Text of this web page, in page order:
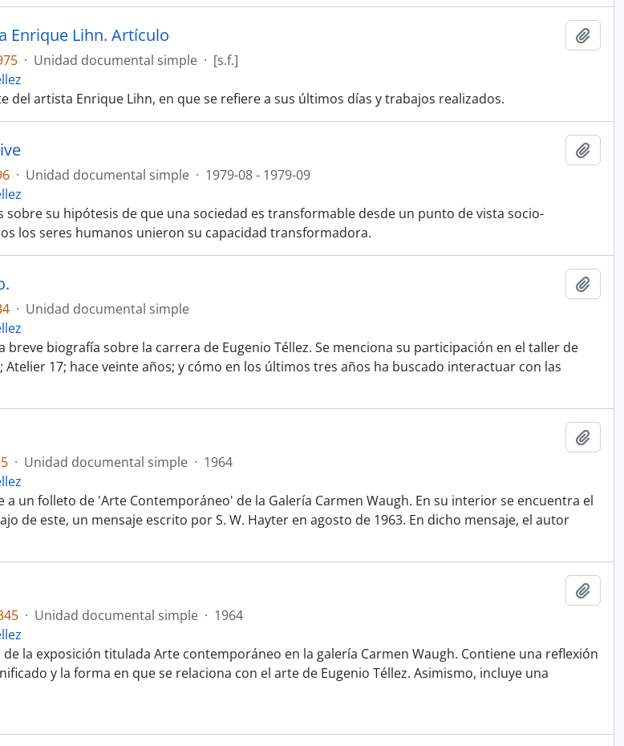
Enrique Lihn. Artículo
· Unidad documental simple · [s.f.]
del artista Enrique Lihn, en que se refiere a sus últimos días y trabajos realizados.
· Unidad documental simple · 1979-08 - 1979-09
sobre su hipótesis de que una sociedad es transformable desde un punto de vista socio-
los seres humanos unieron su capacidad transformadora.
· Unidad documental simple
breve biografía sobre la carrera de Eugenio Téllez. Se menciona su participación en el taller de
Atelier 17; hace veinte años; y cómo en los últimos tres años ha buscado interactuar con las
· Unidad documental simple · 1964
un folleto de 'Arte Contemporáneo' de la Galería Carmen Waugh. En su interior se encuentra el
de este, un mensaje escrito por S. W. Hayter en agosto de 1963. En dicho mensaje, el autor
· Unidad documental simple · 1964
la exposición titulada Arte contemporáneo en la galería Carmen Waugh. Contiene una reflexión
y la forma en que se relaciona con el arte de Eugenio Téllez. Asimismo, incluye una